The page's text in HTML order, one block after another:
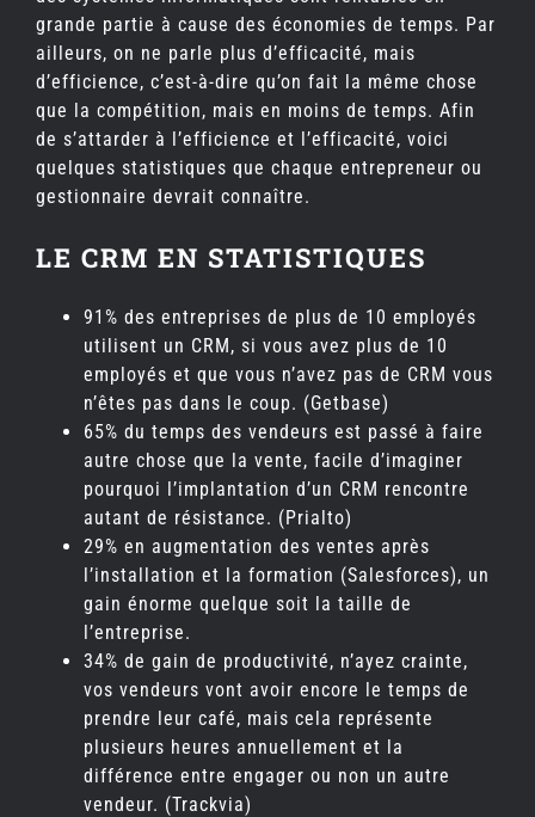
grande partie à cause des économies de temps. Par
ailleurs, on ne parle plus d’efficacité, mais
d’efficience, c’est-à-dire qu’on fait la même chose
que la compétition, mais en moins de temps. Afin
de s’attarder à l’efficience et l’efficacité, voici
quelques statistiques que chaque entrepreneur ou
gestionnaire devrait connaître.
LE CRM EN STATISTIQUES
91% des entreprises de plus de 10 employés
utilisent un CRM, si vous avez plus de 10
employés et que vous n’avez pas de CRM vous
n’êtes pas dans le coup. (Getbase)
65% du temps des vendeurs est passé à faire
autre chose que la vente, facile d’imaginer
pourquoi l’implantation d’un CRM rencontre
autant de résistance. (Prialto)
29% en augmentation des ventes après
l’installation et la formation (Salesforces), un
gain énorme quelque soit la taille de
l’entreprise.
34% de gain de productivité, n’ayez crainte,
vos vendeurs vont avoir encore le temps de
prendre leur café, mais cela représente
plusieurs heures annuellement et la
différence entre engager ou non un autre
vendeur. (Trackvia)